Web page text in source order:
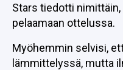
Stars tiedotti
pelaamaan ottelussa.
Myöhemmin selvisi,
lämmittelyssä, mutta